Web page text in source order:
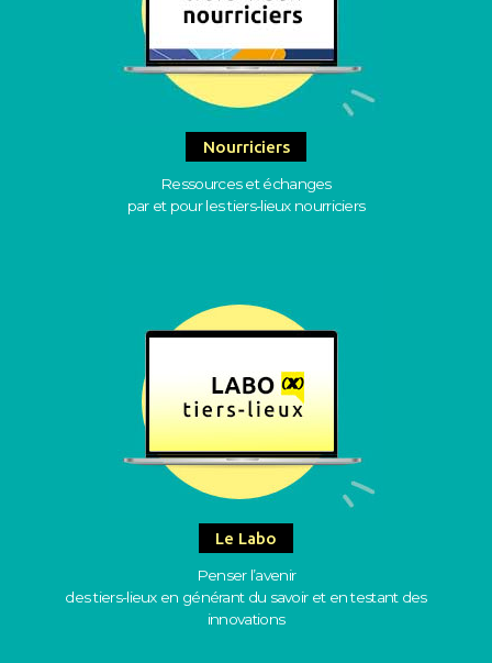
Nourriciers
Ressources et échanges
par et pour les tiers-lieux nourriciers
Le Labo
Penser l’avenir
des tiers-lieux en générant du savoir et en testant des
innovations